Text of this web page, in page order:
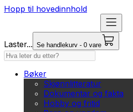
Hopp til hovedinnhold
Laster... Se handlekurv - 0 vare
Bøker
Skjønnlitteratur
Dokumentar og fakta
Hobby og fritid